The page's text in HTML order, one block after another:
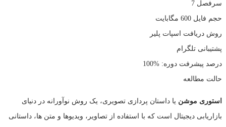
سرفصل 7
حجم فایل 600 مگابایت
روش دریافت
اسپات پلیر
پشتیبانی تلگرام
درصد پیشرفت دوره: %100
حالت مطالعه
استوری موشن یا داستان پردازی تصویری، یک روش نوآورانه در دنیای
بازاریابی دیجیتال است که با استفاده از تصاویر، ویدیوها و متن ها، داستانی